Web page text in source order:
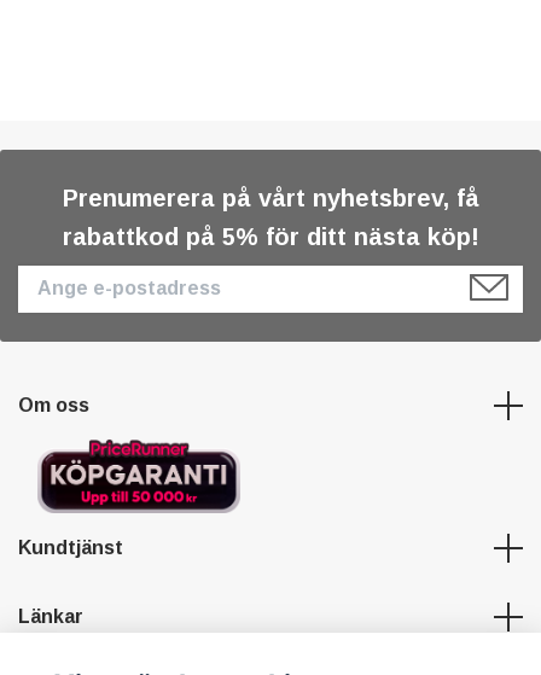
Prenumerera på vårt nyhetsbrev, få
rabattkod på 5% för ditt nästa köp!
Om oss
Kundtjänst
Länkar